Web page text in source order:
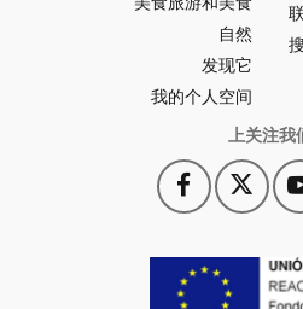
站
门
户
-
自然
发现它
我的个人空间
上关注我
Facebook
此
链
会
打
此
链